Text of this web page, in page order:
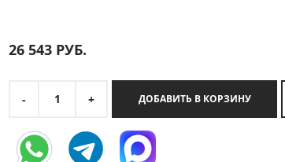
26 543 РУБ.
- 1 + ДОБАВИТЬ В КОРЗИНУ